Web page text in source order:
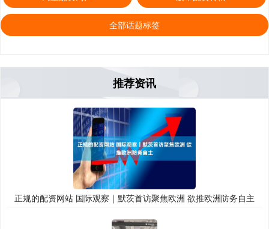
全部话题标签
推荐资讯
正规的配资网站 国际观察｜默茨首访聚焦欧洲 欲推欧洲防务自主